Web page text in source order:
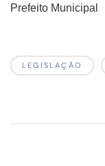
Prefeito Municipal
LEGISLAÇÃO